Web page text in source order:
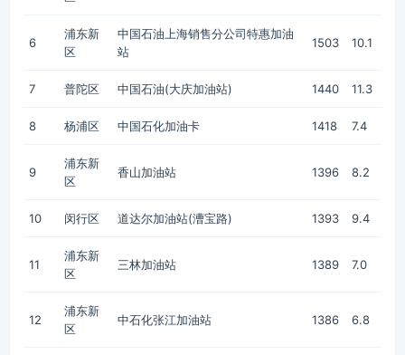
6
浦东新
区
中国石油上海销售分公司特惠加油
站
1503 10.1
7 普陀区 中国石油(大庆加油站) 1440 11.3
8 杨浦区 中国石化加油卡 1418 7.4
9
浦东新
区
香山加油站 1396 8.2
10 闵行区 道达尔加油站(漕宝路) 1393 9.4
11
浦东新
区
三林加油站 1389 7.0
12
浦东新
区
中石化张江加油站 1386 6.8